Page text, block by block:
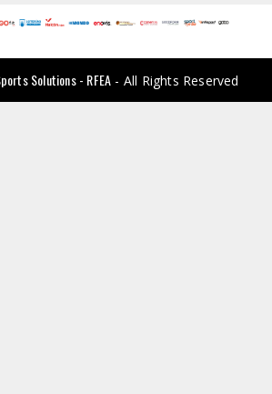
Solutions - RFEA - All Rights Reserved